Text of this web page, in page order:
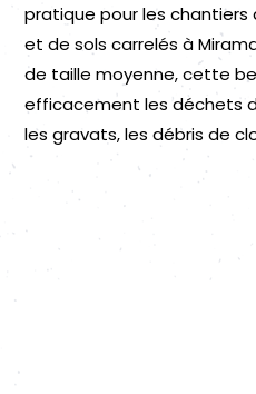
pratique pour les
et de sols carrelés à
de taille moyenne, cette
efficacement les déchets
les gravats, les débris de